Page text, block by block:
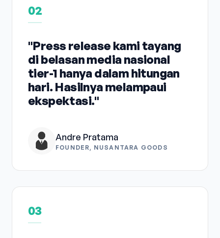
02
"Press release kami tayang
di belasan media nasional
tier-1 hanya dalam hitungan
hari. Hasilnya melampaui
ekspektasi."
Andre Pratama
FOUNDER, NUSANTARA GOODS
03